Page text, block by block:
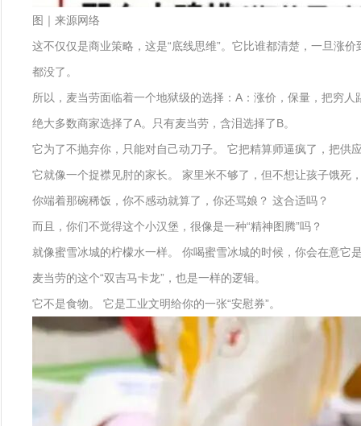
图｜来源网络
这不仅仅是商业策略，这是“底线思维”。它比谁都清楚，一旦涨
都没了。
所以，麦当劳面临着一个地狱级的选择：A：涨价，保量，把穷
绝大多数商家选择了A。只有麦当劳，含泪选择了B。
它为了不抛弃你，只能对自己动刀子。 它把精算师逼疯了，把
它就像一个捉襟见肘的家长。 家里米不够了，但不想让孩子饿死
你端着那碗稀饭，你不感动就算了，你还骂娘？ 这合适吗？
而且，你们不觉得这个小汉堡，很像是一种“精神图腾”吗？
就像蜜雪冰城的柠檬水一样。 你喝蜜雪冰城的时候，你会在意
麦当劳的这个“双吉马卡龙”，也是一样的逻辑。
它不是食物。 它是工业文明给你的一张“安慰券”。